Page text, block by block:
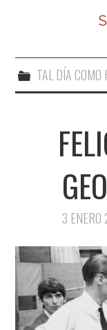
TAL DÍA COMO
3 ENERO